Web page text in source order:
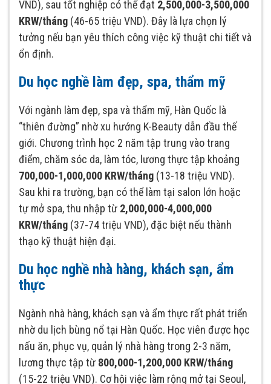
VND), sau tốt nghiệp có thể đạt 2,500,000-3,500,000
KRW/tháng (46-65 triệu VND). Đây là lựa chọn lý
tưởng nếu bạn yêu thích công việc kỹ thuật chi tiết và
ổn định.
Du học nghề làm đẹp, spa, thẩm mỹ
Với ngành làm đẹp, spa và thẩm mỹ, Hàn Quốc là
“thiên đường” nhờ xu hướng K-Beauty dẫn đầu thế
giới. Chương trình học 2 năm tập trung vào trang
điểm, chăm sóc da, làm tóc, lương thực tập khoảng
700,000-1,000,000 KRW/tháng (13-18 triệu VND).
Sau khi ra trường, bạn có thể làm tại salon lớn hoặc
tự mở spa, thu nhập từ 2,000,000-4,000,000
KRW/tháng (37-74 triệu VND), đặc biệt nếu thành
thạo kỹ thuật hiện đại.
Du học nghề nhà hàng, khách sạn, ẩm
thực
Ngành nhà hàng, khách sạn và ẩm thực rất phát triển
nhờ du lịch bùng nổ tại Hàn Quốc. Học viên được học
nấu ăn, phục vụ, quản lý nhà hàng trong 2-3 năm,
lương thực tập từ 800,000-1,200,000 KRW/tháng
(15-22 triệu VND). Cơ hội việc làm rộng mở tại Seoul,